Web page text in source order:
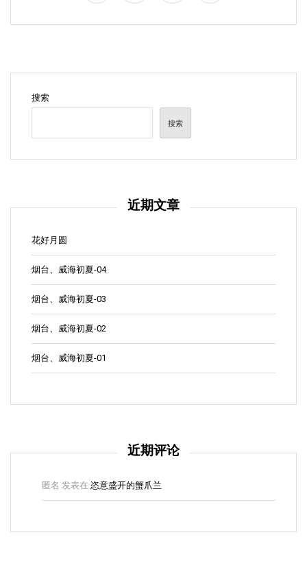
搜索
搜索
近期文章
花好月圆
烟台、威海初夏-04
烟台、威海初夏-03
烟台、威海初夏-02
烟台、威海初夏-01
近期评论
匿名 发表在 恣意盛开的蟹爪兰